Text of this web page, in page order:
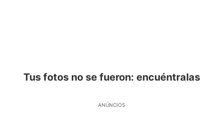
Tus fotos no se fueron: encuéntralas
ANÚNCIOS